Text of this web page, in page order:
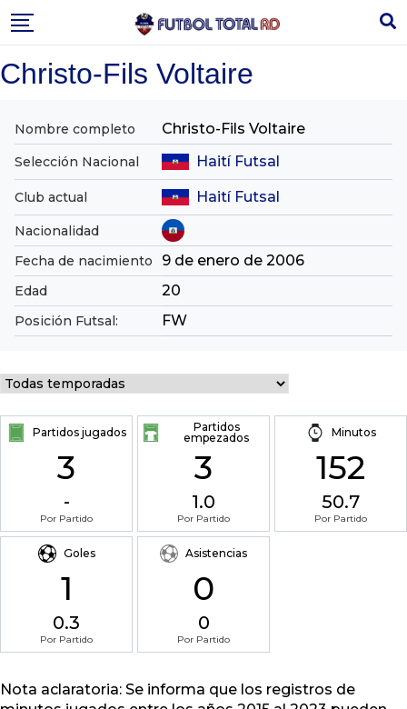
to
Christo-Fils Voltaire
Nombre completo Christo-Fils Voltaire
Selección Nacional Haití Futsal
Club actual Haití Futsal
Nacionalidad
Fecha de nacimiento
9 de enero de 2006
Edad 20
Posición Futsal: FW
Partidos jugados
3
-
Por Partido
Partidos
empezados
3
1.0
Por Partido
Minutos
152
50.7
Por Partido
Goles
1
0.3
Por Partido
Asistencias
0
0
Por Partido
Nota aclaratoria: Se informa que los registros de